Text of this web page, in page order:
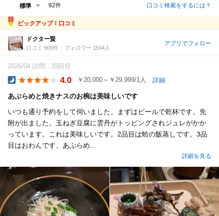
92件 口コミ検索をするには？
ピックアップ！口コミ
ドクター賢
口コミ 909件 フォロワー 1544人
アプリでフォロー
2026/04 訪問 33回目
4.0 ￥20,000～￥29,999/1人 詳細
あぶらめと焼きナスのお椀は美味しいです
いつも通り予約をして伺いました。まずはビールで乾杯です。先
附が出ました。玉ねぎ豆腐に雲丹がトッピングされジュレがかか
っています。これは美味しいです。2品目は蛤の飯蒸しです。3品
目はおわんです、あぶらめ...
詳細を見る